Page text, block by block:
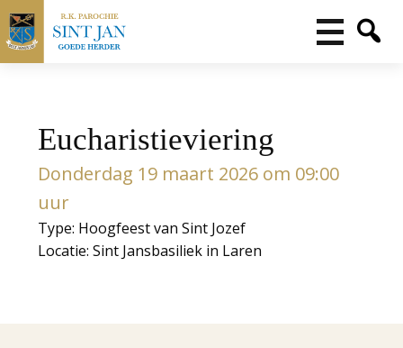
Eucharistieviering
Donderdag 19 maart 2026 om 09:00
uur
Type: Hoogfeest van Sint Jozef
Locatie: Sint Jansbasiliek in Laren